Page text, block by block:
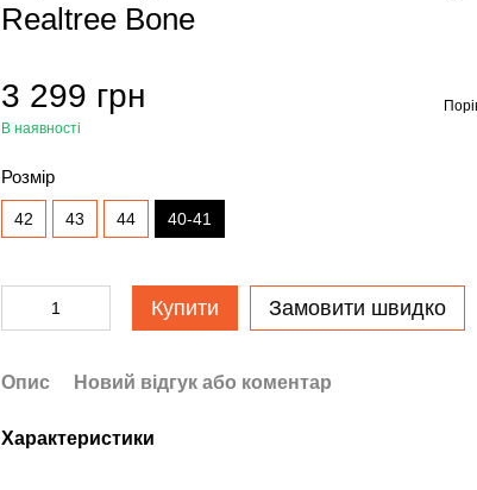
Realtree Bone
3 299 грн
В наявності
Розмір
42 43 44 40-41
Купити Замовити швидко
Опис Новий відгук або коментар
Характеристики